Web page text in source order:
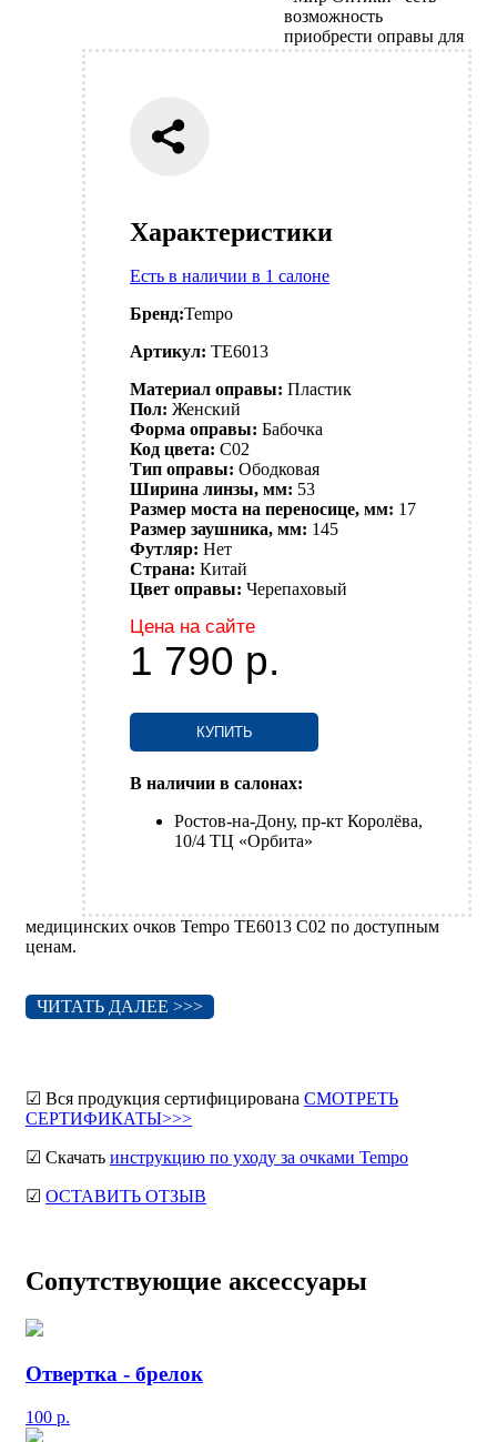
Характеристики
Есть в наличии в 1 салоне
Бренд:Tempo
Артикул: TE6013
Материал оправы: Пластик
Пол: Женский
Форма оправы: Бабочка
Код цвета: C02
Тип оправы: Ободковая
Ширина линзы, мм: 53
Размер моста на переносице, мм: 17
Размер заушника, мм: 145
Футляр: Нет
Страна: Китай
Цвет оправы: Черепаховый
Цена на сайте
1 790 р.
КУПИТЬ
В наличии в салонах:
Ростов-на-Дону, пр-кт Королёва,
10/4 ТЦ «Орбита»
возможность
приобрести оправы для
медицинских очков Tempo TE6013 C02 по доступным
ценам.
ЧИТАТЬ ДАЛЕЕ >>>
☑ Вся продукция сертифицирована СМОТРЕТЬ
СЕРТИФИКАТЫ>>>
☑ Скачать инструкцию по уходу за очками Tempo
☑ ОСТАВИТЬ ОТЗЫВ
Сопутствующие аксессуары
Отвертка - брелок
100 р.